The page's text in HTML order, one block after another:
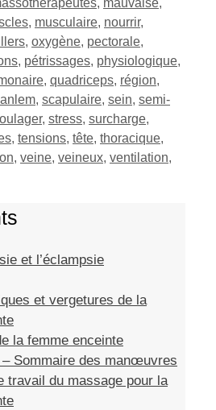
, musculaire, nourrir,
, oxygène, pectorale,
, pétrissages, physiologique,
, quadriceps, région,
, scapulaire, sein, semi-
, stress, surcharge,
, tensions, tête, thoracique,
, veine, veineux, ventilation,
et l’éclampsie
et vergetures de la
la femme enceinte
– Sommaire des manœuvres
travail du massage pour la